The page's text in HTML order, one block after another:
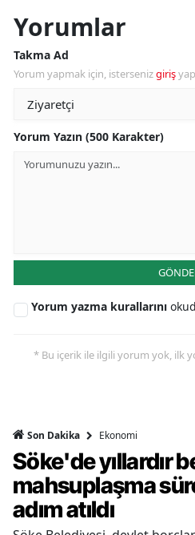
Yorumlar
Takma Ad
Yorum yapmak için, istersenizgiriş
Yorum Yazın (500 Karakter)
Yorum yazma kurallarını
* Bu içerik ile ilgili yorum yok, ilk
Son Dakika Ekonomi
Söke'de yıllardır
mahsuplaşma
adım atıldı